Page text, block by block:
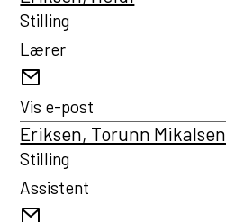
Stilling
Lærer
post
Vis e-post
Eriksen, Torunn Mikalsen
Stilling
Assistent